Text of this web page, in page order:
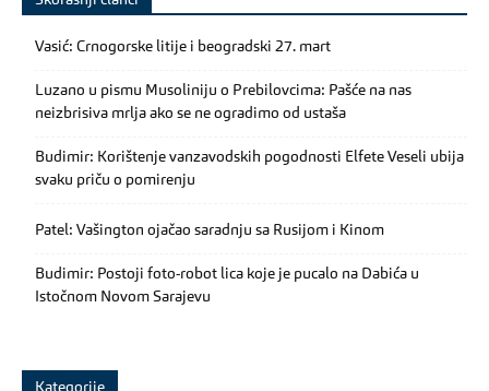
Vasić: Crnogorske litije i beogradski 27. mart
Luzano u pismu Musoliniju o Prebilovcima: Pašće na nas
neizbrisiva mrlja ako se ne ogradimo od ustaša
Budimir: Korištenje vanzavodskih pogodnosti Elfete Veseli ubija
svaku priču o pomirenju
Patel: Vašington ojačao saradnju sa Rusijom i Kinom
Budimir: Postoji foto-robot lica koje je pucalo na Dabića u
Istočnom Novom Sarajevu
Kategorije